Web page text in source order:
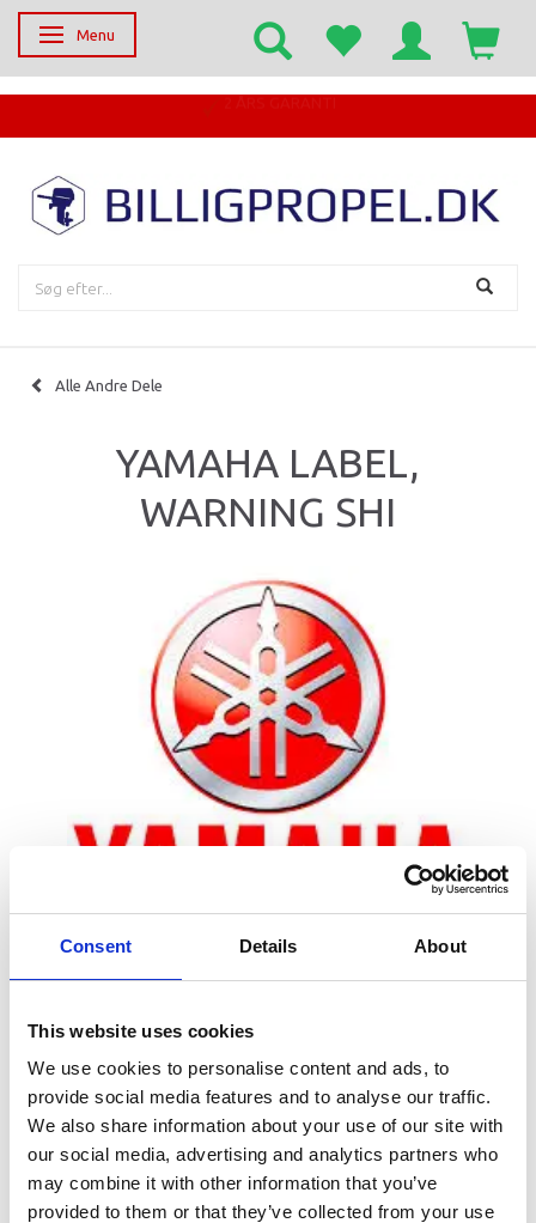
Consent Details About
This website uses cookies
We use cookies to personalise content and ads, to
provide social media features and to analyse our traffic.
We also share information about your use of our site with
our social media, advertising and analytics partners who
may combine it with other information that you’ve
provided to them or that they’ve collected from your use
Skifte navigation
Menu
Alle Andre Dele
YAMAHA LABEL,
WARNING SHI
Zoom
Leveringstid er 5-6 dag(e)
Model/varenr.: F0VU41D52100
172,98 DKK